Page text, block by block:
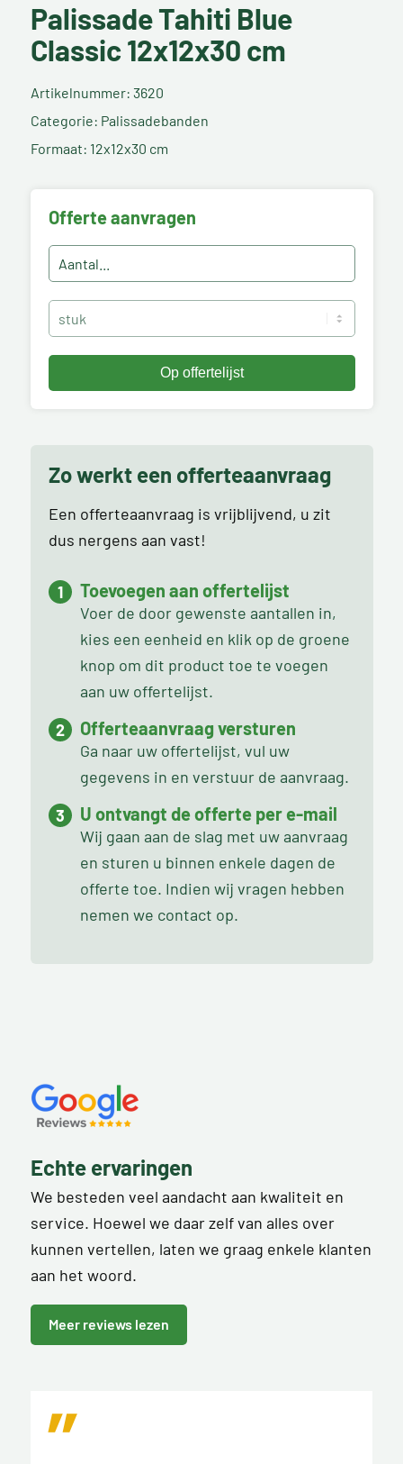
Palissade Tahiti Blue
Classic 12x12x30 cm
Artikelnummer: 3620
Categorie: Palissadebanden
Formaat: 12x12x30 cm
Offerte aanvragen
Zo werkt een offerteaanvraag
Een offerteaanvraag is vrijblijvend, u zit
dus nergens aan vast!
Toevoegen aan offertelijst
Voer de door gewenste aantallen in,
kies een eenheid en klik op de groene
knop om dit product toe te voegen
aan uw offertelijst.
Offerteaanvraag versturen
Ga naar uw offertelijst, vul uw
gegevens in en verstuur de aanvraag.
U ontvangt de offerte per e-mail
Wij gaan aan de slag met uw aanvraag
en sturen u binnen enkele dagen de
offerte toe. Indien wij vragen hebben
nemen we contact op.
Echte ervaringen
We besteden veel aandacht aan kwaliteit en
service. Hoewel we daar zelf van alles over
kunnen vertellen, laten we graag enkele klanten
aan het woord.
Meer reviews lezen